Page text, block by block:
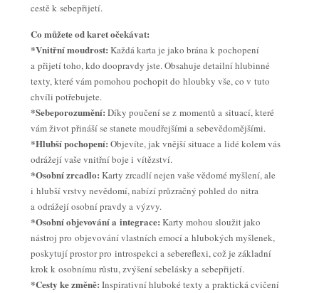
cestě k sebepřijetí.
Co můžete od karet očekávat:
*Vnitřní moudrost: Každá karta je jako brána k pochopení
a přijetí toho, kdo doopravdy jste. Obsahuje detailní hlubinné
texty, které vám pomohou pochopit do hloubky vše, co v tuto
chvíli potřebujete.
*Sebeporozumění: Díky poučení se z momentů a situací, které
vám život přináší se stanete moudřejšími a sebevědomějšími.
*Hlubší pochopení: Objevíte, jak vnější situace a lidé kolem vás
odrážejí vaše vnitřní boje i vítězství.
*Osobní zrcadlo: Karty zrcadlí nejen vaše vědomé myšlení, ale
i hlubší vrstvy nevědomí, nabízí průzračný pohled do nitra
a odrážejí osobní pravdy a výzvy.
*Osobní objevování a integrace: Karty mohou sloužit jako
nástroj pro objevování vlastních emocí a hlubokých myšlenek,
poskytují prostor pro introspekci a sebereflexi, což je základní
krok k osobnímu růstu, zvýšení sebelásky a sebepřijetí.
*Cesty ke změně: Inspirativní hluboké texty a praktická cvičení